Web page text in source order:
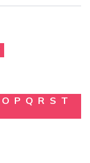
O P Q R S T